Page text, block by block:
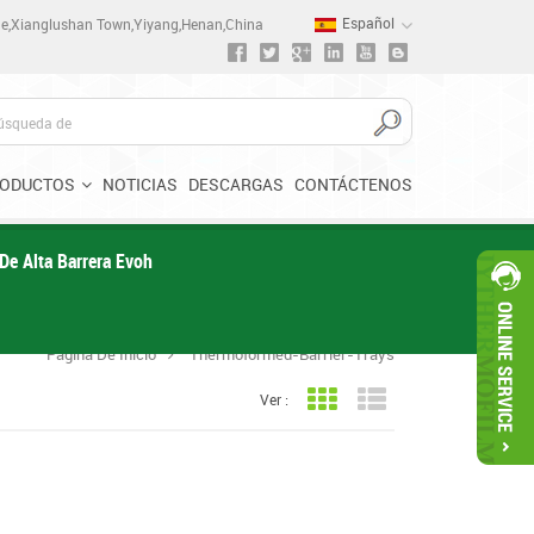
Town,Yiyang,Henan,China Español
NOTICIAS DESCARGAS CONTÁCTENOS
Alta Barrera Evoh
Página De Inicio Thermoformed-Barrier-Trays
Ver : Vista en cuadrícula
Vista de la lista